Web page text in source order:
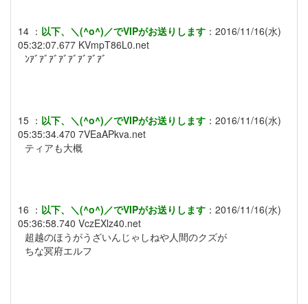
14 ： 以下、＼(^o^)／でVIPがお送りします ： 2016/11/16(水)
05:32:07.677 KVmpT86L0.net
ﾝｱﾞｱﾞｱﾞｱﾞｱﾞｱﾞｱﾞｱﾞ
15 ： 以下、＼(^o^)／でVIPがお送りします ： 2016/11/16(水)
05:35:34.470 7VEaAPkva.net
ティアも大概
16 ： 以下、＼(^o^)／でVIPがお送りします ： 2016/11/16(水)
05:36:58.740 VczEXlz40.net
超越のほうがうざいんじゃしねや人間のクズが
ちな冥府エルフ